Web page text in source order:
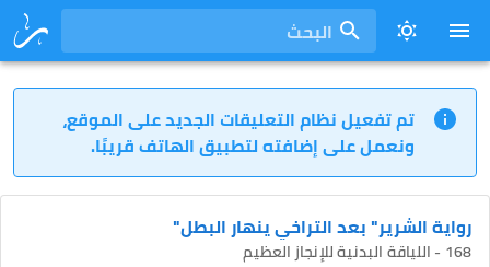
البحث
تم تفعيل نظام التعليقات الجديد على الموقع،
ونعمل على إضافته لتطبيق الهاتف قريبًا.
رواية الشرير" بعد التراخي ينهار البطل"
168 - اللياقة البدنية للإنجاز العظيم